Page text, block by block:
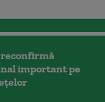
reconfirmă
important pe